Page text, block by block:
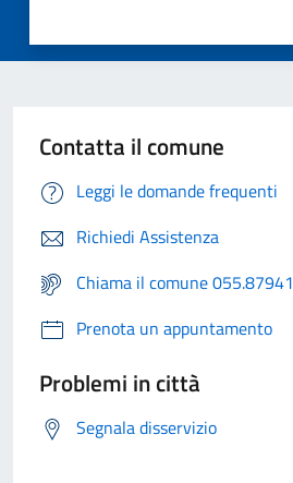
Contatta il comune
Leggi le domande frequenti
Richiedi Assistenza
Chiama il comune 055.87941
Prenota un appuntamento
Problemi in città
Segnala disservizio